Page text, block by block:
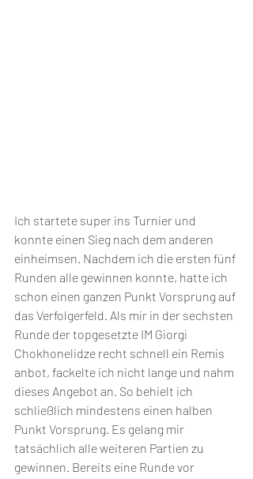
Ich startete super ins Turnier und
konnte einen Sieg nach dem anderen
einheimsen. Nachdem ich die ersten fünf
Runden alle gewinnen konnte, hatte ich
schon einen ganzen Punkt Vorsprung auf
das Verfolgerfeld. Als mir in der sechsten
Runde der topgesetzte IM Giorgi
Chokhonelidze recht schnell ein Remis
anbot, fackelte ich nicht lange und nahm
dieses Angebot an. So behielt ich
schließlich mindestens einen halben
Punkt Vorsprung. Es gelang mir
tatsächlich alle weiteren Partien zu
gewinnen. Bereits eine Runde vor